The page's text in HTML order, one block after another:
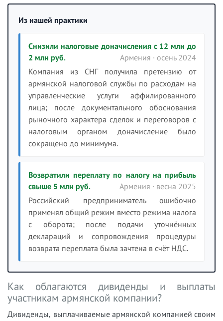
Из нашей практики
Снизили налоговые доначисления с 12 млн до
2 млн руб.
Армения · осень 2024
Компания из СНГ получила претензию от
армянской налоговой службы по расходам на
управленческие услуги аффилированного
лица; после документального обоснования
рыночного характера сделок и переговоров с
налоговым органом доначисление было
сокращено до минимума.
Возвратили переплату по налогу на прибыль
свыше 5 млн руб.
Армения · весна 2025
Российский предприниматель ошибочно
применял общий режим вместо режима налога
с оборота; после подачи уточнённых
деклараций и сопровождения процедуры
возврата переплата была зачтена в счёт НДС.
Как облагаются дивиденды и выплаты
участникам армянской компании?
Дивиденды, выплачиваемые армянской компанией своим